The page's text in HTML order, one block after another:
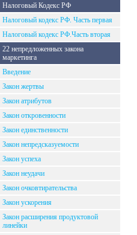
Налоговый Кодекс РФ
Налоговый кодекс РФ. Часть первая
Налоговый кодекс РФ.Часть вторая
22 непредложенных закона
маркетинга
Введение
Закон жертвы
Закон атрибутов
Закон откровенности
Закон единственности
Закон непредсказуемости
Закон успеха
Закон неудачи
Закон очковтирательства
Закон ускорения
Закон расширения продуктовой
линейки